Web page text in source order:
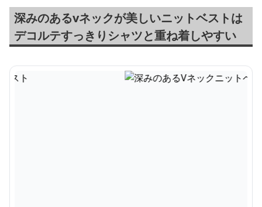
深みのあるvネックが美しいニットベストは
デコルテすっきりシャツと重ね着しやすい